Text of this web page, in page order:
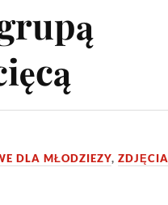
DLA MŁODZIEZY,ZDJĘCIA